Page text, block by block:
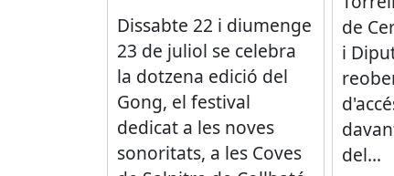
Dissabte 22 i diumenge
23 de juliol se celebra
la dotzena edició del
Gong, el festival
dedicat a les noves
sonoritats, a les Coves
de
i
del...